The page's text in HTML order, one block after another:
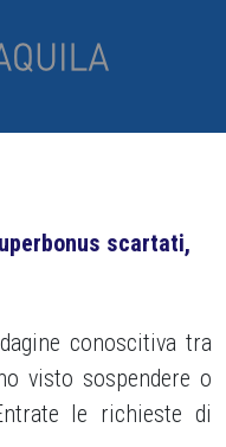
scartati,
conoscitiva tra
visto sospendere o
le richieste di